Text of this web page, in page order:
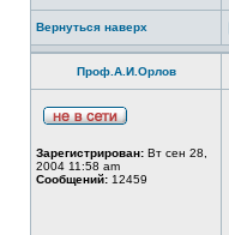
Вернуться наверх
Проф.А.И.Орлов
Зарегистрирован: Вт сен 28,
2004 11:58 am
Сообщений: 12459